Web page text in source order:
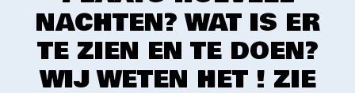
NACHTEN? WAT IS ER
TE ZIEN EN TE DOEN?
WIJ WETEN HET ! ZIE